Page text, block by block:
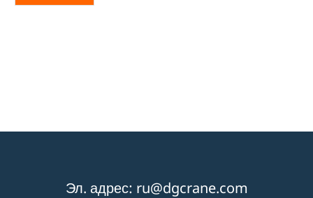
Эл. адрес: ru@dgcrane.com